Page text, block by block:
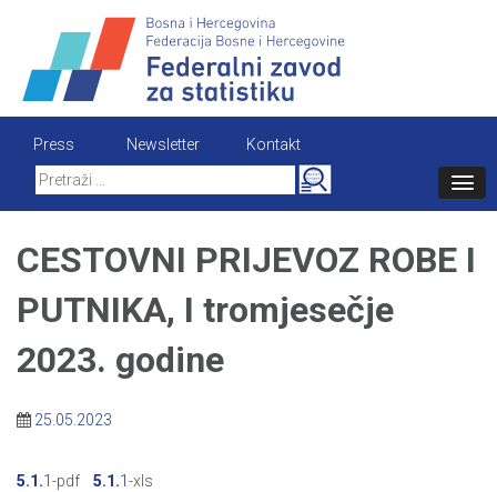
content
Press Newsletter
Kontakt
Search
for:
CESTOVNI PRIJEVOZ ROBE I
PUTNIKA, I tromjesečje
2023. godine
25.05.2023
5.1.1 -pdf 5.1.1 -xls